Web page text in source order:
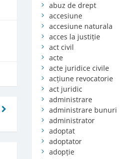
abuz de drept
accesiune
accesiune naturala
acces la justiție
act civil
acte
acte juridice civile
acțiune revocatorie
act juridic
administrare
administrare bunuri
administrator
adoptat
adoptator
adopție